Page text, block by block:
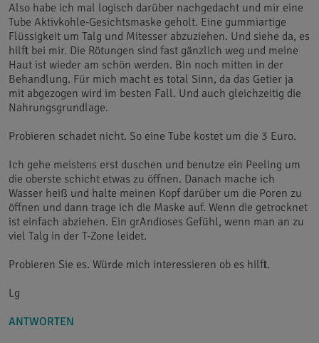
Also habe ich mal logisch darüber nachgedacht und mir eine
Tube Aktivkohle-Gesichtsmaske geholt. Eine gummiartige
Flüssigkeit um Talg und Mitesser abzuziehen. Und siehe da, es
hilft bei mir. Die Rötungen sind fast gänzlich weg und meine
Haut ist wieder am schön werden. Bin noch mitten in der
Behandlung. Für mich macht es total Sinn, da das Getier ja
mit abgezogen wird im besten Fall. Und auch gleichzeitig die
Nahrungsgrundlage.
Probieren schadet nicht. So eine Tube kostet um die 3 Euro.
Ich gehe meistens erst duschen und benutze ein Peeling um
die oberste schicht etwas zu öffnen. Danach mache ich
Wasser heiß und halte meinen Kopf darüber um die Poren zu
öffnen und dann trage ich die Maske auf. Wenn die getrocknet
ist einfach abziehen. Ein grAndioses Gefühl, wenn man an zu
viel Talg in der T-Zone leidet.
Probieren Sie es. Würde mich interessieren ob es hilft.
Lg
ANTWORTEN